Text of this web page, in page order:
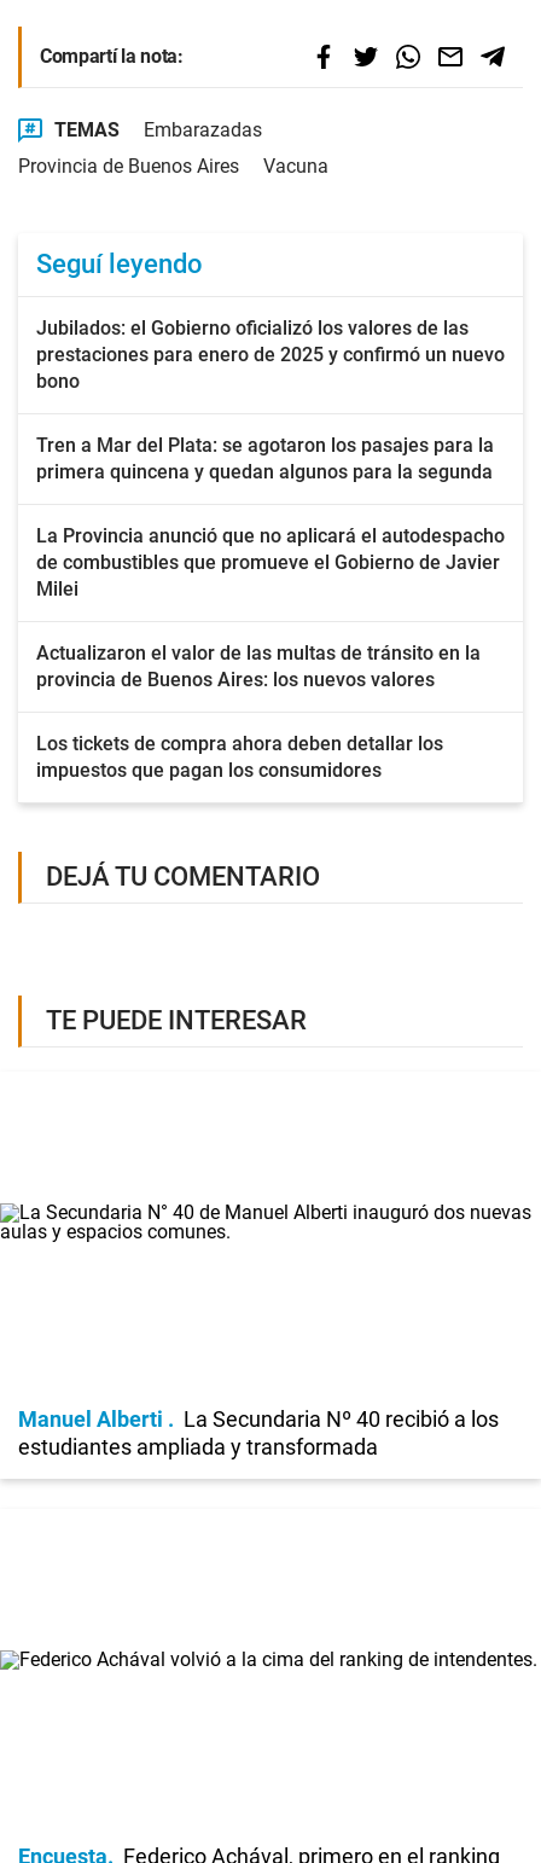
Compartí la nota:
TEMAS
Embarazadas
Provincia de Buenos Aires
Vacuna
Seguí leyendo
Jubilados: el Gobierno oficializó los valores de las
prestaciones para enero de 2025 y confirmó un nuevo
bono
Tren a Mar del Plata: se agotaron los pasajes para la
primera quincena y quedan algunos para la segunda
La Provincia anunció que no aplicará el autodespacho
de combustibles que promueve el Gobierno de Javier
Milei
Actualizaron el valor de las multas de tránsito en la
provincia de Buenos Aires: los nuevos valores
Los tickets de compra ahora deben detallar los
impuestos que pagan los consumidores
DEJÁ TU COMENTARIO
TE PUEDE INTERESAR
Manuel Alberti
La Secundaria Nº 40 recibió a los
estudiantes ampliada y transformada
Encuesta
Federico Achával, primero en el ranking